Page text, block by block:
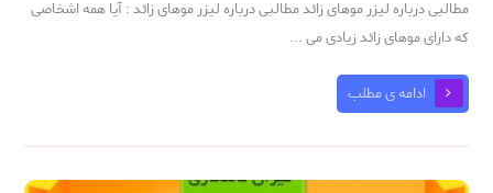
مطالبی درباره لیزر موهای زائد مطالبی درباره لیزر موهای زائد : آیا همه اشخاصی
که دارای موهای زائد زیادی می ...
ادامه ی مطلب